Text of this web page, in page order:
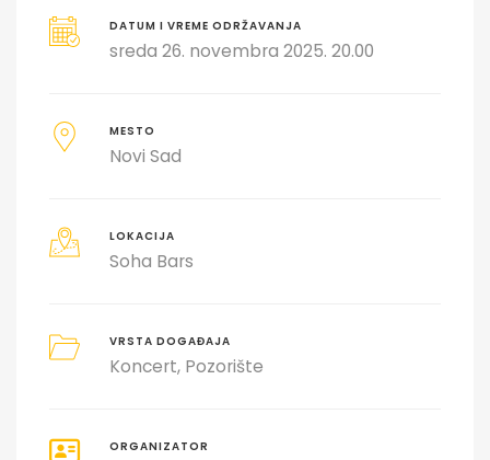
DATUM I VREME ODRŽAVANJA
sreda 26. novembra 2025. 20.00
MESTO
Novi Sad
LOKACIJA
Soha Bars
VRSTA DOGAĐAJA
Koncert Pozorište
ORGANIZATOR